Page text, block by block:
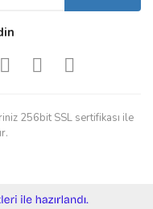
256bit SSL sertifikası ile
e-